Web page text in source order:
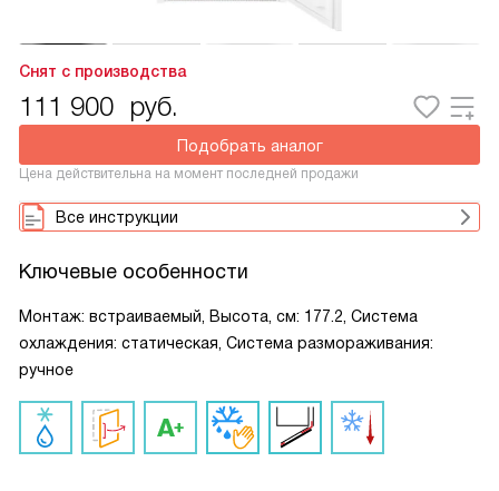
Снят с производства
111 900 руб.
Подобрать аналог
Цена действительна на момент последней продажи
Все инструкции
Ключевые особенности
Монтаж: встраиваемый, Высота, см: 177.2, Система
охлаждения: статическая, Система размораживания:
ручное